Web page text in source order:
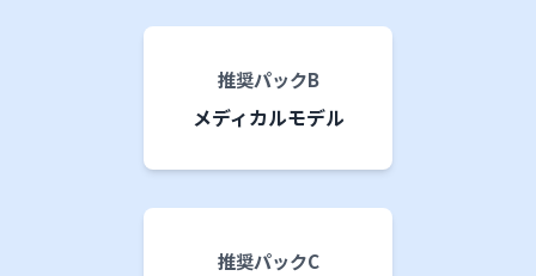
推奨パックB
メディカルモデル
推奨パックC